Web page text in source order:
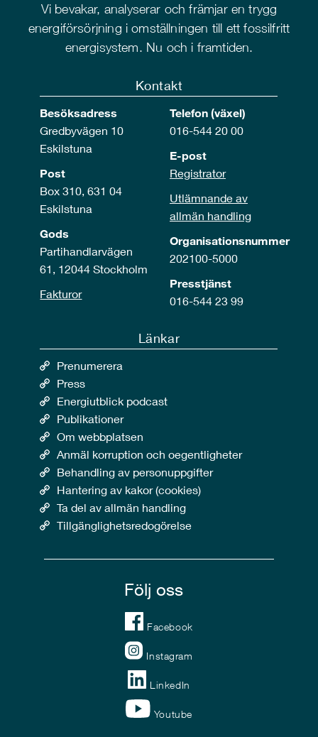
Vi bevakar, analyserar och främjar en trygg
energiförsörjning i omställningen till ett fossilfritt
energisystem. Nu och i framtiden.
Kontakt
Besöksadress
Gredbyvägen 10
Eskilstuna
Post
Box 310, 631 04
Eskilstuna
Gods
Partihandlarvägen
61, 12044 Stockholm
Fakturor
Telefon (växel)
016-544 20 00
E-post
Registrator
Utlämnande av
allmän handling
Organisationsnummer
202100-5000
Presstjänst
016-544 23 99
Länkar
Prenumerera
Press
Energiutblick podcast
Publikationer
Om webbplatsen
Anmäl korruption och oegentligheter
Behandling av personuppgifter
Hantering av kakor (cookies)
Ta del av allmän handling
Tillgänglighetsredogörelse
Följ oss
Facebook
Instagram
LinkedIn
Youtube